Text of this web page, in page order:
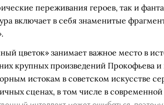
переживания героев, так и
включает в себя знаменитые
цветок» занимает важное место в
крупных произведений Прокофьева
истокам в советском искусстве
сценах, в том числе в